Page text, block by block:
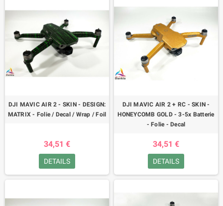
DJI MAVIC AIR 2 - SKIN - DESIGN:
MATRIX - Folie / Decal / Wrap / Foil
34,51 €
DETAILS
DJI MAVIC AIR 2 + RC - SKIN -
HONEYCOMB GOLD - 3-5x Batterie
- Folie - Decal
34,51 €
DETAILS